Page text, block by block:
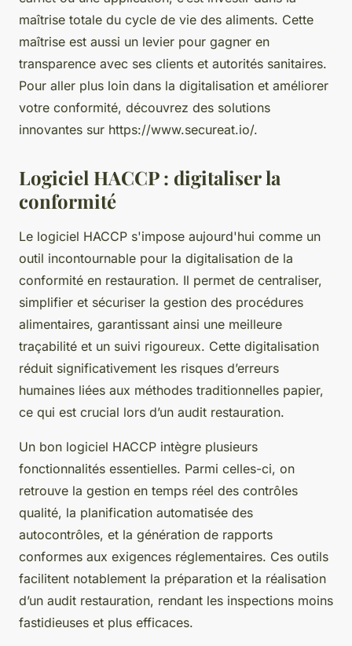
maîtrise totale du cycle de vie des aliments. Cette
maîtrise est aussi un levier pour gagner en
transparence avec ses clients et autorités sanitaires.
Pour aller plus loin dans la digitalisation et améliorer
votre conformité, découvrez des solutions
innovantes sur https://www.secureat.io/.
Logiciel HACCP : digitaliser la
conformité
Le logiciel HACCP s'impose aujourd'hui comme un
outil incontournable pour la digitalisation de la
conformité en restauration. Il permet de centraliser,
simplifier et sécuriser la gestion des procédures
alimentaires, garantissant ainsi une meilleure
traçabilité et un suivi rigoureux. Cette digitalisation
réduit significativement les risques d’erreurs
humaines liées aux méthodes traditionnelles papier,
ce qui est crucial lors d’un audit restauration.
Un bon logiciel HACCP intègre plusieurs
fonctionnalités essentielles. Parmi celles-ci, on
retrouve la gestion en temps réel des contrôles
qualité, la planification automatisée des
autocontrôles, et la génération de rapports
conformes aux exigences réglementaires. Ces outils
facilitent notablement la préparation et la réalisation
d’un audit restauration, rendant les inspections moins
fastidieuses et plus efficaces.